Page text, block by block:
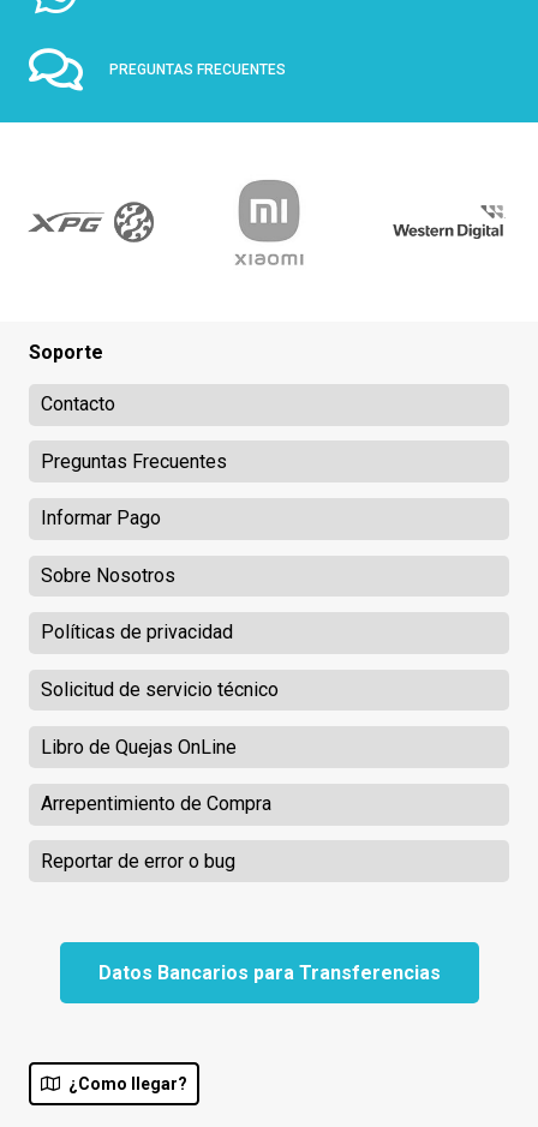
PREGUNTAS FRECUENTES
Soporte
Contacto
Preguntas Frecuentes
Informar Pago
Sobre Nosotros
Políticas de privacidad
Solicitud de servicio técnico
Libro de Quejas OnLine
Arrepentimiento de Compra
Reportar de error o bug
Datos Bancarios para Transferencias
¿Como llegar?